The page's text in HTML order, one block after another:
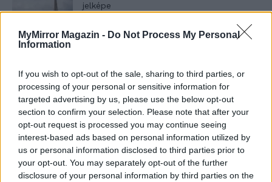
MyMirror Magazin - Do Not Process My Personal
Information
If you wish to opt-out of the sale, sharing to third parties, or
processing of your personal or sensitive information for
targeted advertising by us, please use the below opt-out
section to confirm your selection. Please note that after your
opt-out request is processed you may continue seeing
interest-based ads based on personal information utilized by
us or personal information disclosed to third parties prior to
your opt-out. You may separately opt-out of the further
disclosure of your personal information by third parties on the
jelképe
Minka 11. rész
T. szereti a fiatal lányokat 14. rész